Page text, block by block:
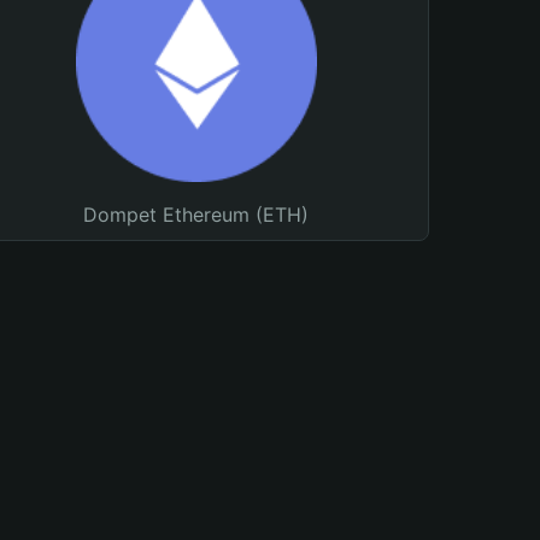
Dompet Ethereum (ETH)